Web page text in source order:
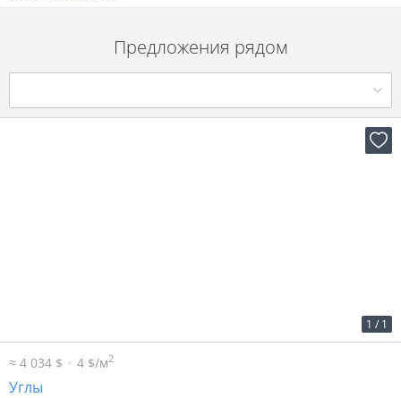
Предложения рядом
1 / 1
≈ 4 034 $ 4 $/м2
Углы